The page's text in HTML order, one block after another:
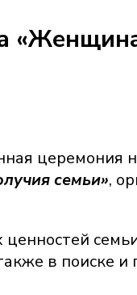
церемония
семьи»,
в поиске